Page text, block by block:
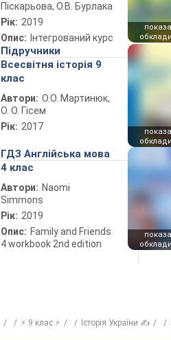
Піскарьова, О.В. Бурлака
Рік: 2019
Опис: Інтегрований курс
Підручники
Всесвітня історія 9
клас
Автори: О.О. Мартинюк,
О. О. Гісем
Рік: 2017
ГДЗ Англійська мова
4 клас
Автори: Naomi
Simmons
Рік: 2019
Опис: Family and Friends
4 workbook 2nd edition
⚡ 9 клас ⚡ Історія України ✍